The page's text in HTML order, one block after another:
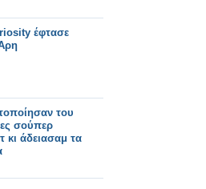
έφτασε
του
σούπερ
κι άδειασαμ τα